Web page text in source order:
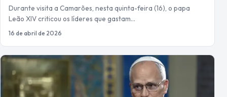
Durante visita a Camarões, nesta quinta-feira (16), o papa
Leão XIV criticou os líderes que gastam…
16 de abril de 2026